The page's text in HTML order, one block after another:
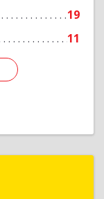
19
11